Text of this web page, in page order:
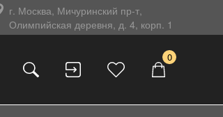
г. Москва, Мичуринский пр-т,
Олимпийская деревня, д. 4, корп. 1
0